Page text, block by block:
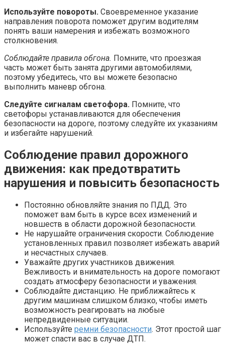
Используйте повороты. Своевременное указание
направления поворота поможет другим водителям
понять ваши намерения и избежать возможного
столкновения.
Соблюдайте правила обгона. Помните, что проезжая
часть может быть занята другими автомобилями,
поэтому убедитесь, что вы можете безопасно
выполнить маневр обгона.
Следуйте сигналам светофора. Помните, что
светофоры устанавливаются для обеспечения
безопасности на дороге, поэтому следуйте их указаниям
и избегайте нарушений.
Соблюдение правил дорожного
движения: как предотвратить
нарушения и повысить безопасность
Постоянно обновляйте знания по ПДД. Это
поможет вам быть в курсе всех изменений и
новшеств в области дорожной безопасности.
Не нарушайте ограничения скорости. Соблюдение
установленных правил позволяет избежать аварий
и несчастных случаев.
Уважайте других участников движения.
Вежливость и внимательность на дороге помогают
создать атмосферу безопасности и уважения.
Соблюдайте дистанцию. Не приближайтесь к
другим машинам слишком близко, чтобы иметь
возможность реагировать на любые
непредвиденные ситуации.
Используйте ремни безопасности. Этот простой шаг
может спасти вас в случае ДТП.